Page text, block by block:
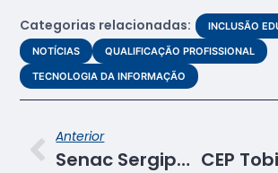
Categorias relacionadas:
INCLUSÃO
NOTÍCIAS
QUALIFICAÇÃO PROFISSIONAL
TECNOLOGIA DA INFORMAÇÃO
Anterior
Senac Sergipe realiza visita técnica de acompanhamento pedagógico em três municípios sergipanos